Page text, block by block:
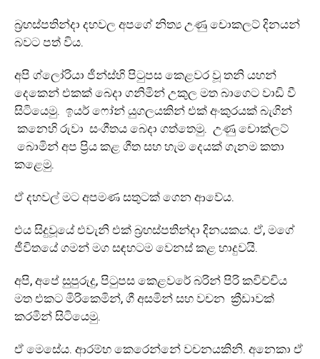
බ්‍රහස්පතින්දා දහවල අපගේ නිත්‍ය උණු චොකලට් දිනයන්
බවට පත් විය.
අපි ග්ලෝරියා ජීන්ස්හි පිටුපස කෙළවර වූ තනි යහන්
දෙකෙන් එකක් බෙදා ගනිමින් උකුල මත බාගෙට වාඩි වී
සිටියෙමු. ඉයර් ෆෝන් යුගලයකින් එක් අංකුරයක් බැගින්
කනෙහි රුවා සංගීතය බෙදා ගත්තෙමු. උණු චොක්ලට්
බොමින් අප ප්‍රිය කළ ගීත සහ හැම දෙයක් ගැනම කතා
කළෙමු.
ඒ දහවල් මට අපමණ සතුටක් ගෙන ආවේය.
එය සිදුවූයේ එවැනි එක් බ්‍රහස්පතින්දා දිනයකය. ඒ, මගේ
ජීවිතයේ ගමන් මග සඳහටම වෙනස් කළ හාදුවයි.
අපි, අපේ සුපුරුදු, පිටුපස කෙළවරේ බරින් පිරි කවිච්චිය
මත එකට මිරි‍කෙමින්, ගී අසමින් සහ වචන ක්‍රීඩාවක්
කරමින් සිටියෙමු.
ඒ මෙසේය. ආරම්භ කෙරෙන්නේ වචනයකිනි. අනෙකා ඒ